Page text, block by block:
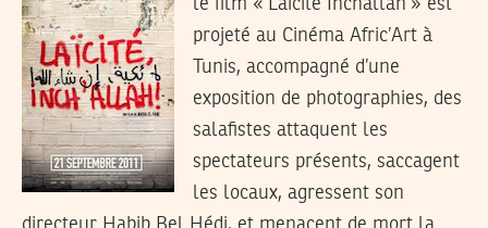
le film « Laïcité Inchallah » est
projeté au Cinéma Afric’Art à
Tunis, accompagné d’une
exposition de photographies, des
salafistes attaquent les
spectateurs présents, saccagent
les locaux, agressent son